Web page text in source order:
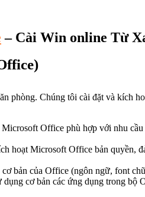
– Cài Win online Từ
phòng. Chúng tôi cài đặt và kích
Office phù hợp với nhu
hoạt Microsoft Office bản quyền,
bản của Office (ngôn ngữ, font
cơ bản các ứng dụng trong